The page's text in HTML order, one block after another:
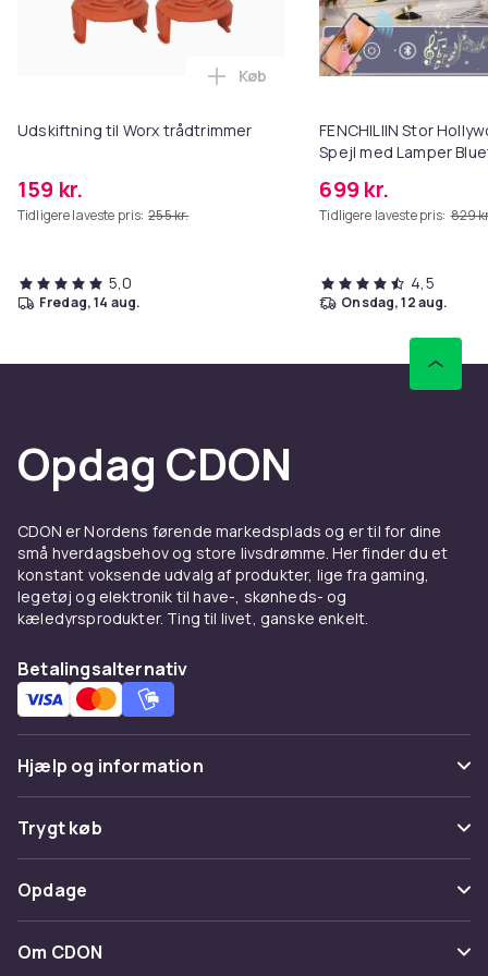
Udskiftning til Worx trådtrimmer
159 kr.
Tidligere laveste pris: 255 kr.
Læg Udskiftning til Worx
Køb
5,0
fredag, 14 aug.
FENCHILIIN Stor
Spejl med Lamper
699 kr.
Tidligere laveste pris: 829
4,5
onsdag, 12 aug.
Opdag CDON
CDON er Nordens førende markedsplads og er til for dine
små hverdagsbehov og store livsdrømme. Her finder du et
konstant voksende udvalg af produkter, lige fra gaming,
legetøj og elektronik til have-, skønheds- og
kæledyrsprodukter. Ting til livet, ganske enkelt.
Betalingsalternativ
Hjælp og information
Ofte stillede spørgsmål
Spor pakke
Fortryd & returner her
Kontakt os
Trygt køb
Betaling
Levering
Opdage
Kategorier
Om CDON